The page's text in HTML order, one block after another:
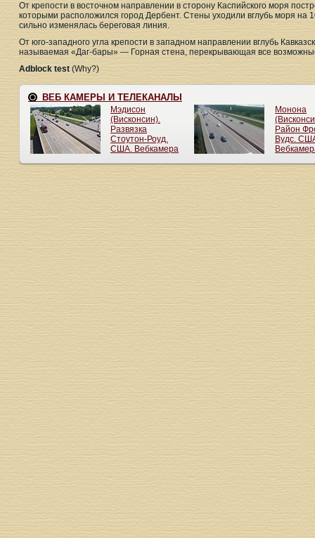
От крепости в восточном направлении в сторону Каспийского моря
которыми расположился город Дербент. Стены уходили вглубь моря на
сильно изменялась береговая линия.
От юго-западного угла крепости в западном направлении вглубь
называемая «Даг-бары» — Горная стена, перекрывающая все
Adblock test (Why?)